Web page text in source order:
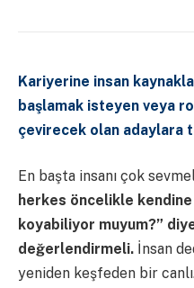
Kariyerine insan
başlamak isteyen veya
çevirecek olan adaylara
En başta insanı çok
herkes öncelikle kendine
koyabiliyor muyum?”
değerlendirmeli. İnsan
yeniden keşfeden bir